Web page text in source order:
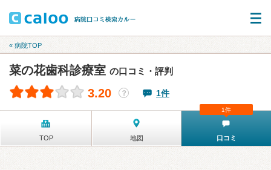
« 病院TOP
菜の花歯科診療室 の口コミ・評判
3.20 ？ 1件
TOP 地図 口コミ
1件